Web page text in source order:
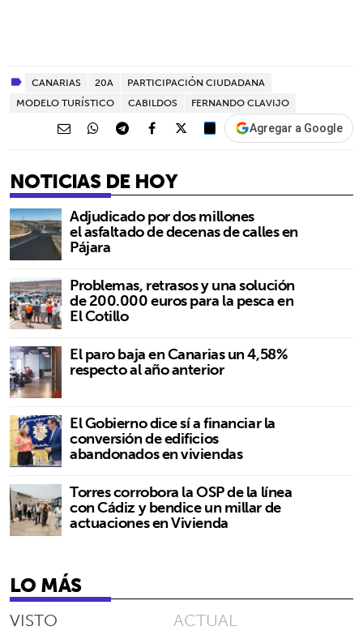
CANARIAS 20A
PARTICIPACIÓN CIUDADANA
MODELO TURÍSTICO
CABILDOS FERNANDO CLAVIJO
Agregar a Google
NOTICIAS DE HOY
Adjudicado por dos millones
el asfaltado de decenas de calles en
Pájara
Problemas, retrasos y una solución
de 200.000 euros para la pesca en
El Cotillo
El paro baja en Canarias un 4,58%
respecto al año anterior
El Gobierno dice sí a financiar la
conversión de edificios
abandonados en viviendas
Torres corrobora la OSP de la línea
con Cádiz y bendice un millar de
actuaciones en Vivienda
LO MÁS
VISTO ACTUAL